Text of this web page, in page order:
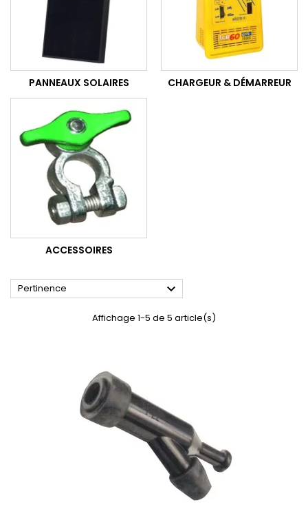
PANNEAUX SOLAIRES CHARGEUR & DÉMARREUR
ACCESSOIRES
Pertinence 
Affichage 1-5 de 5 article(s)